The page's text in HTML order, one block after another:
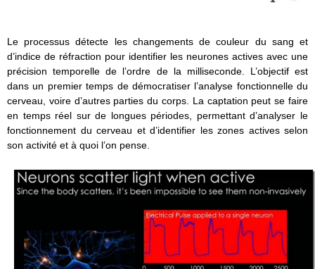
Le processus détecte les changements de couleur du sang et
d’indice de réfraction pour identifier les neurones actives avec une
précision temporelle de l’ordre de la milliseconde. L’objectif est
dans un premier temps de démocratiser l’analyse fonctionnelle du
cerveau, voire d’autres parties du corps. La captation peut se faire
en temps réel sur de longues périodes, permettant d’analyser le
fonctionnement du cerveau et d’identifier les zones actives selon
son activité et à quoi l’on pense.